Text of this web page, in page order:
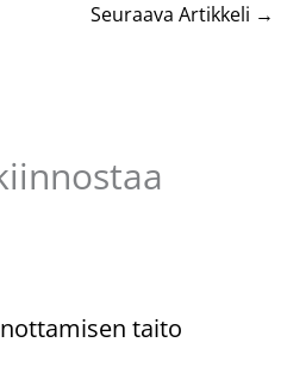
Seuraava Artikkeli →
taito